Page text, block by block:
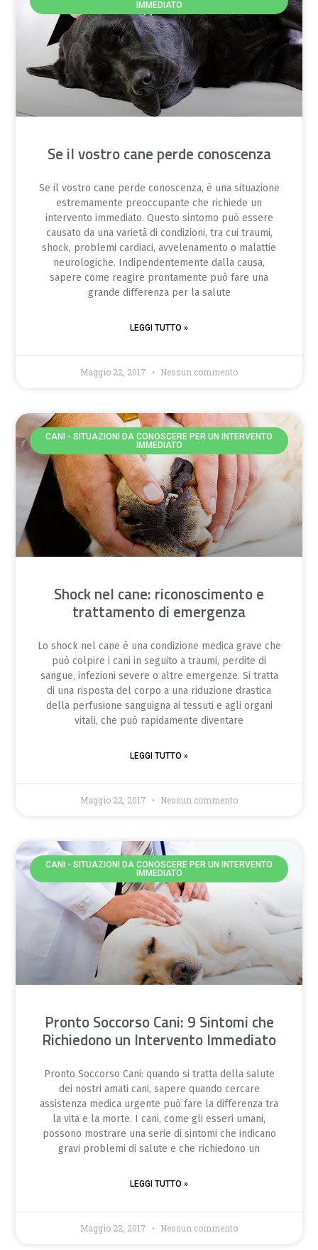
IMMEDIATO
Se il vostro cane perde conoscenza
Se il vostro cane perde conoscenza, è una situazione
estremamente preoccupante che richiede un
intervento immediato. Questo sintomo può essere
causato da una varietà di condizioni, tra cui traumi,
shock, problemi cardiaci, avvelenamento o malattie
neurologiche. Indipendentemente dalla causa,
sapere come reagire prontamente può fare una
grande differenza per la salute
LEGGI TUTTO »
Maggio 22, 2017 Nessun commento
CANI - SITUAZIONI DA CONOSCERE PER UN INTERVENTO
IMMEDIATO
Shock nel cane: riconoscimento e
trattamento di emergenza
Lo shock nel cane è una condizione medica grave che
può colpire i cani in seguito a traumi, perdite di
sangue, infezioni severe o altre emergenze. Si tratta
di una risposta del corpo a una riduzione drastica
della perfusione sanguigna ai tessuti e agli organi
vitali, che può rapidamente diventare
LEGGI TUTTO »
Maggio 22, 2017 Nessun commento
CANI - SITUAZIONI DA CONOSCERE PER UN INTERVENTO
IMMEDIATO
Pronto Soccorso Cani: 9 Sintomi che
Richiedono un Intervento Immediato
Pronto Soccorso Cani: quando si tratta della salute
dei nostri amati cani, sapere quando cercare
assistenza medica urgente può fare la differenza tra
la vita e la morte. I cani, come gli esseri umani,
possono mostrare una serie di sintomi che indicano
gravi problemi di salute e che richiedono un
LEGGI TUTTO »
Maggio 22, 2017 Nessun commento